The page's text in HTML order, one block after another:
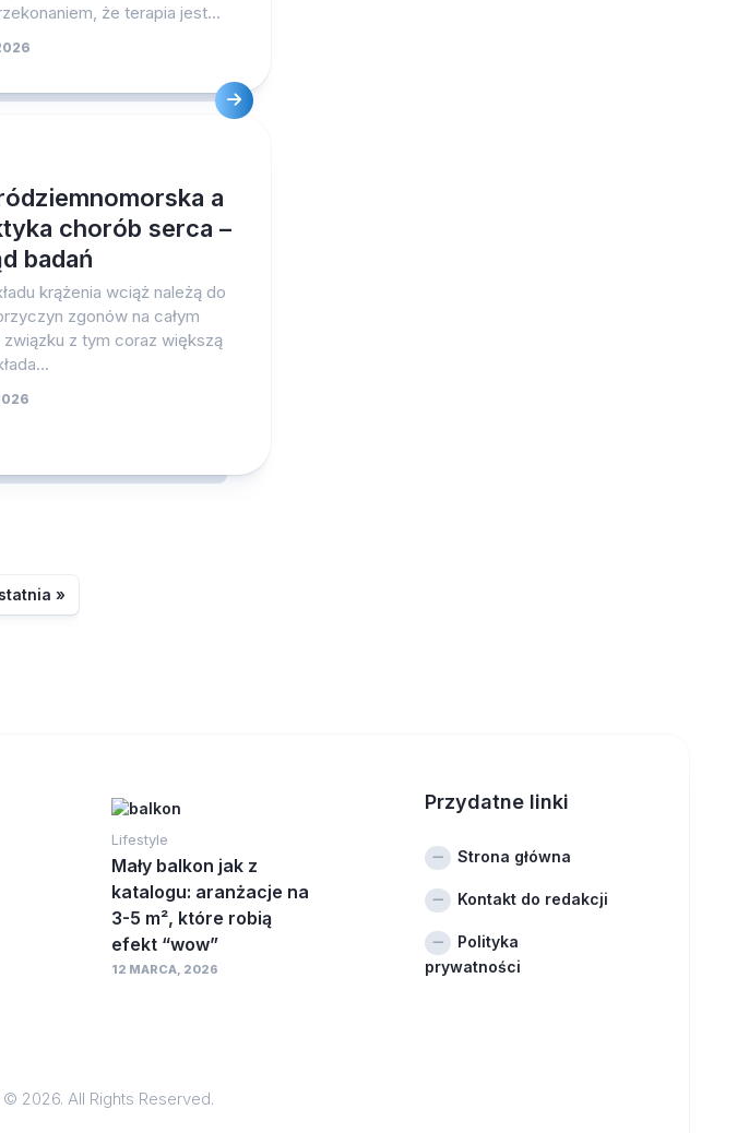
że terapia jest...
a
chorób serca –
badań
krążenia wciąż należą do
zgonów na całym
z tym coraz większą
»
Lifestyle
Mały balkon jak z
katalogu: aranżacje na
3-5 m², które robią
efekt “wow”
12 MARCA, 2026
Przydatne linki
Strona główna
Kontakt do redakcji
Polityka
prywatności
2026. All Rights Reserved.